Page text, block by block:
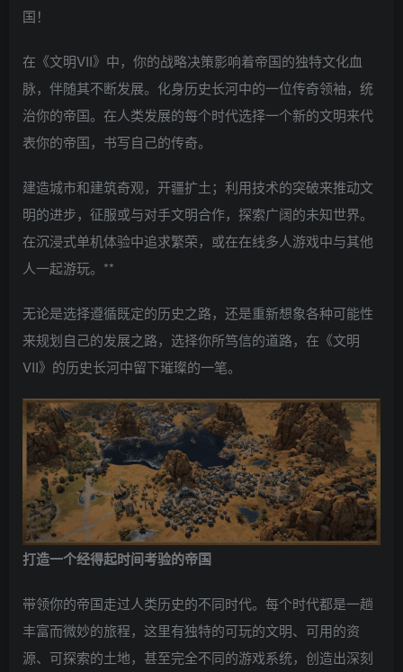
国！
在《文明VII》中，你的战略决策影响着帝国的独特文化血
脉，伴随其不断发展。化身历史长河中的一位传奇领袖，统
治你的帝国。在人类发展的每个时代选择一个新的文明来代
表你的帝国，书写自己的传奇。
建造城市和建筑奇观，开疆扩土；利用技术的突破来推动文
明的进步，征服或与对手文明合作，探索广阔的未知世界。
在沉浸式单机体验中追求繁荣，或在在线多人游戏中与其他
人一起游玩。**
无论是选择遵循既定的历史之路，还是重新想象各种可能性
来规划自己的发展之路，选择你所笃信的道路，在《文明
VII》的历史长河中留下璀璨的一笔。
打造一个经得起时间考验的帝国
带领你的帝国走过人类历史的不同时代。每个时代都是一趟
丰富而微妙的旅程，这里有独特的可玩的文明、可用的资
源、可探索的土地，甚至完全不同的游戏系统，创造出深刻